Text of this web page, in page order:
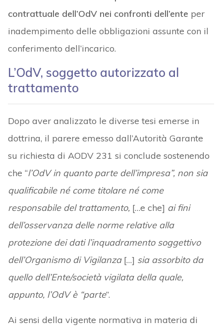
contrattuale dell’OdV nei confronti dell’ente per
inadempimento delle obbligazioni assunte con il
conferimento dell’incarico.
L’OdV, soggetto autorizzato al
trattamento
Dopo aver analizzato le diverse tesi emerse in
dottrina, il parere emesso dall’Autorità Garante
su richiesta di AODV 231 si conclude sostenendo
che “l’OdV in quanto parte dell’impresa”, non sia
qualificabile né come titolare né come
responsabile del trattamento, […e che] ai fini
dell’osservanza delle norme relative alla
protezione dei dati l’inquadramento soggettivo
dell’Organismo di Vigilanza […] sia assorbito da
quello dell’Ente/società vigilata della quale,
appunto, l’OdV è “parte”.
Ai sensi della vigente normativa in materia di